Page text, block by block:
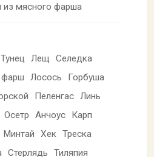
из мясного фарша
Тунец Лещ
Селедка
Лосось
Горбуша
Пеленгас Линь
Осетр Анчоус
Карп
Минтай Хек Треска
Стерлядь
Тиляпия